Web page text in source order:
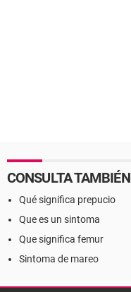
CONSULTA TAMBIÉN
Qué significa prepucio
Que es un sintoma
Que significa femur
Sintoma de mareo